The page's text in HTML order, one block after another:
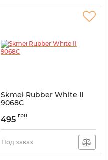
Skmei Rubber White II
9068C
495 грн
Под заказ